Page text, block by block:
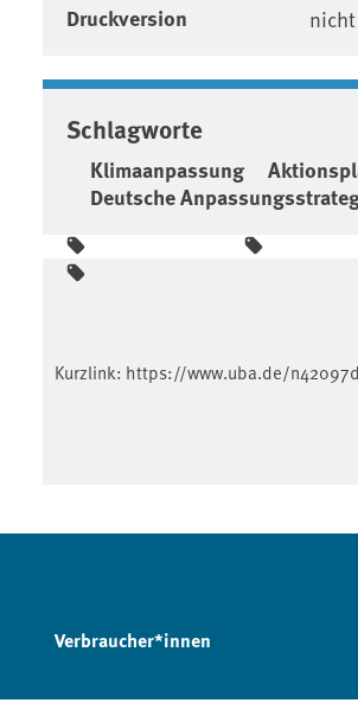
Druckversion
Schlagworte
Klimaanpassung
Deutsche
Kurzlink: https://www.uba.de/
Verbraucher*innen